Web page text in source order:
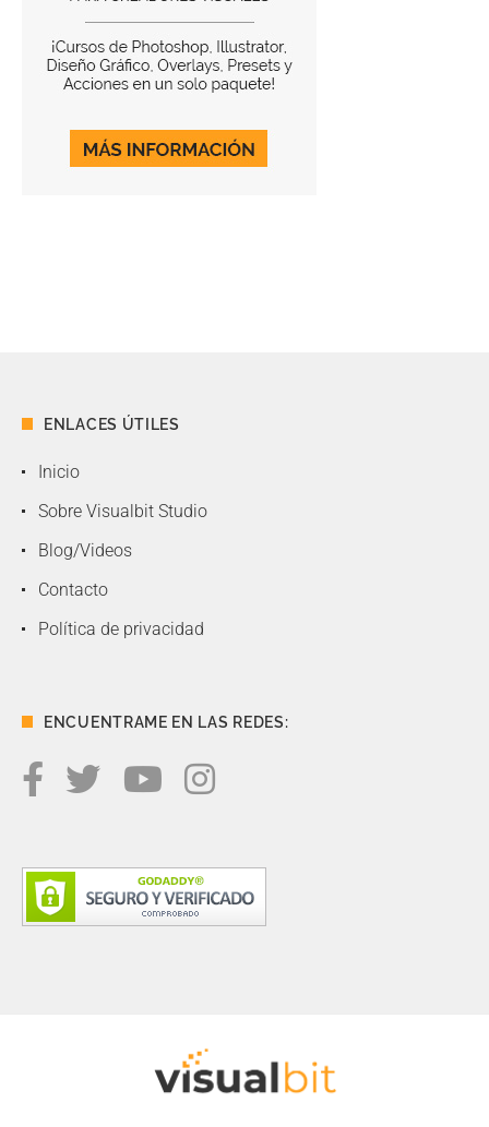
ENLACES ÚTILES
Inicio
Sobre Visualbit Studio
Blog/Videos
Contacto
Política de privacidad
ENCUENTRAME EN LAS REDES: